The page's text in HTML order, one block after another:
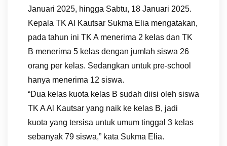
Januari 2025, hingga Sabtu, 18 Januari 2025.
Kepala TK Al Kautsar Sukma Elia mengatakan,
pada tahun ini TK A menerima 2 kelas dan TK
B menerima 5 kelas dengan jumlah siswa 26
orang per kelas. Sedangkan untuk pre-school
hanya menerima 12 siswa.
“Dua kelas kuota kelas B sudah diisi oleh siswa
TK A Al Kautsar yang naik ke kelas B, jadi
kuota yang tersisa untuk umum tinggal 3 kelas
sebanyak 79 siswa,” kata Sukma Elia.